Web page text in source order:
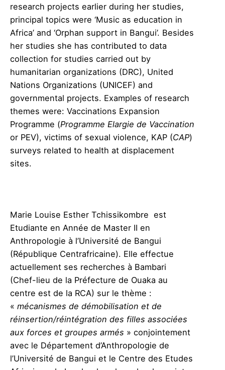
research projects earlier during her studies,
principal topics were ‘Music as education in
Africa’ and ‘Orphan support in Bangui’. Besides
her studies she has contributed to data
collection for studies carried out by
humanitarian organizations (DRC), United
Nations Organizations (UNICEF) and
governmental projects. Examples of research
themes were: Vaccinations Expansion
Programme (Programme Elargie de Vaccination
or PEV), victims of sexual violence, KAP (CAP)
surveys related to health at displacement
sites.
Marie Louise Esther Tchissikombre est
Etudiante en Année de Master II en
Anthropologie à l’Université de Bangui
(République Centrafricaine). Elle effectue
actuellement ses recherches à Bambari
(Chef-lieu de la Préfecture de Ouaka au
centre est de la RCA) sur le thème :
« mécanismes de démobilisation et de
réinsertion/réintégration des filles associées
aux forces et groupes armés » conjointement
avec le Département d’Anthropologie de
l’Université de Bangui et le Centre des Etudes